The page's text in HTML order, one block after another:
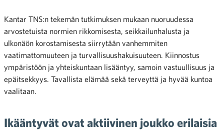
Kantar TNS:n tekemän tutkimuksen mukaan nuoruudessa
arvostetuista normien rikkomisesta, seikkailunhalusta ja
ulkonäön korostamisesta siirrytään vanhemmiten
vaatimattomuuteen ja turvallisuushakuisuuteen. Kiinnostus
ympäristöön ja yhteiskuntaan lisääntyy, samoin vastuullisuus ja
epäitsekkyys. Tavallista elämää sekä terveyttä ja hyvää kuntoa
vaalitaan.
Ikääntyvät ovat aktiivinen joukko erilaisia